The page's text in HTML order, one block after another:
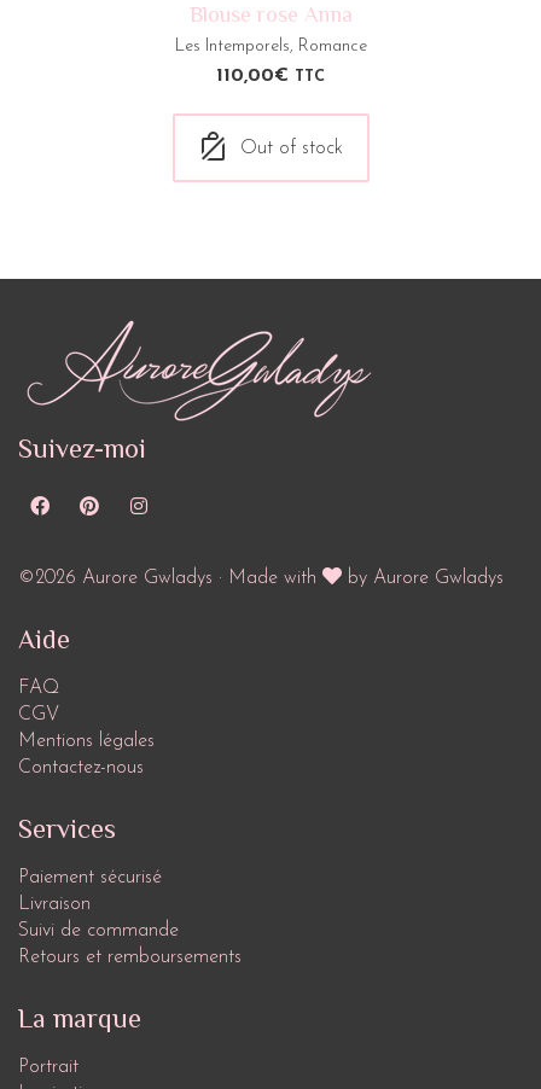
Blouse rose Anna
Les Intemporels, Romance
110,00€ TTC
Out of stock
Suivez-moi
©2026 Aurore Gwladys · Made with by Aurore Gwladys
Aide
FAQ
CGV
Mentions légales
Contactez-nous
Services
Paiement sécurisé
Livraison
Suivi de commande
Retours et remboursements
La marque
Portrait